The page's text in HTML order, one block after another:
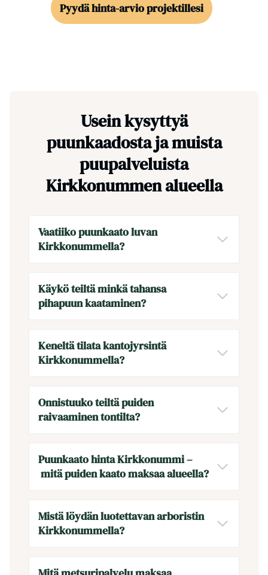
Pyydä hinta-arvio projektillesi
Usein kysyttyä
puunkaadosta ja muista
puupalveluista
Kirkkonummen alueella
Vaatiiko puunkaato luvan
Kirkkonummella?
Käykö teiltä minkä tahansa
pihapuun kaataminen?
Keneltä tilata kantojyrsintä
Kirkkonummella?
Onnistuuko teiltä puiden
raivaaminen tontilta?
Puunkaato hinta Kirkkonummi –
mitä puiden kaato maksaa alueella?
Mistä löydän luotettavan arboristin
Kirkkonummella?